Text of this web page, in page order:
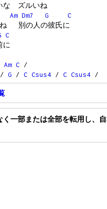
な ズルいね
Am Dm7 G
C
ね 別の人の彼氏に
C
に
Am C /
/ G / C Csus4 / C Csus4 /
く一部または全部を転用し、